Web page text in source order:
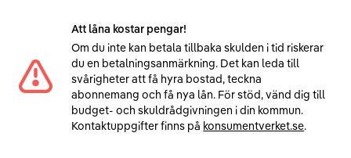
Att låna kostar pengar!
Om du inte kan betala tillbaka skulden i tid riskerar
du en betalningsanmärkning. Det kan leda till
svårigheter att få hyra bostad, teckna
abonnemang och få nya lån. För stöd, vänd dig till
budget- och skuldrådgivningen i din kommun.
Kontaktuppgifter finns på konsumentverket.se.